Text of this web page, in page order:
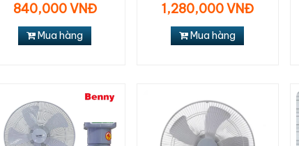
840,000 VNĐ
Mua hàng
1,280,000 VNĐ
Mua hàng